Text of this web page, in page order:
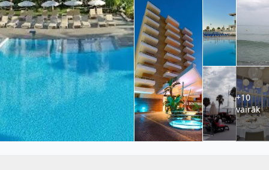
+10
vairāk